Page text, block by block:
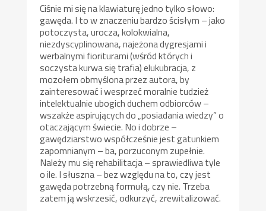
Ciśnie mi się na klawiaturę jedno tylko słowo:
gawęda. I to w znaczeniu bardzo ścisłym – jako
potoczysta, urocza, kolokwialna,
niezdyscyplinowana, najeżona dygresjami i
werbalnymi fioriturami (wśród których i
soczysta kurwa się trafia) elukubracja, z
mozołem obmyślona przez autora, by
zainteresować i wesprzeć moralnie tudzież
intelektualnie ubogich duchem odbiorców –
wszakże aspirujących do „posiadania wiedzy” o
otaczającym świecie. No i dobrze –
gawędziarstwo współcześnie jest gatunkiem
zapomnianym – ba, porzuconym zupełnie.
Należy mu się rehabilitacja – sprawiedliwa tyle
o ile. I słuszna – bez względu na to, czy jest
gawęda potrzebną formułą, czy nie. Trzeba
zatem ją wskrzesić, odkurzyć, zrewitalizować.